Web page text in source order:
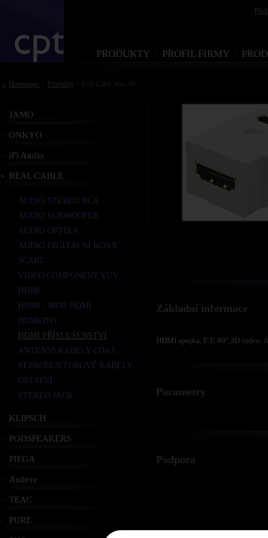
PRODUKTY PROFIL FIRMY
Homepage Produkty > Real Cable Wac-90
JAMO
ONKYO
iFi Audio
REAL CABLE
AUDIO STEREO RCA
AUDIO SUBWOOFER
AUDIO OPTIKA
AUDIO DIGITÁLNÍ KOAX
SCART
VIDEO COMPONENT YUV
HDMI
HDMI - MINI HDMI
HDMI/DVI
HDMI PŘÍSLUŠENSTVÍ
ANTENNÍ KABELY COAX
REPRODUKTOROVÉ KABELY
OSTATNÍ
STEREO JACK
KLIPSCH
PODSPEAKERS
PIEGA
Audeze
TEAC
PURE
Základní informace
HDMI spojka, F/F, 90°,3D video,
Parametry
Podpora